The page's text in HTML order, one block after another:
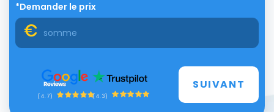
*Demander le prix
(4.7) (4.3)
SUIVANT